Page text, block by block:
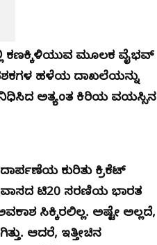
ಕಣಕ್ಕಿಳಿಯುವ ಮೂಲಕ ವೈಭವ್
ಹಳೆಯ ದಾಖಲೆಯನ್ನು
ಅತ್ಯಂತ ಕಿರಿಯ ವಯಸ್ಸಿನ
ಕುರಿತು ಕ್ರಿಕೆಟ್
ಟಿ20 ಸರಣಿಯ ಭಾರತ
ಸಿಕ್ಕಿರಲಿಲ್ಲ. ಅಷ್ಟೇ ಅಲ್ಲದೆ,
ಆದರೆ, ಇತ್ತೀಚಿನ